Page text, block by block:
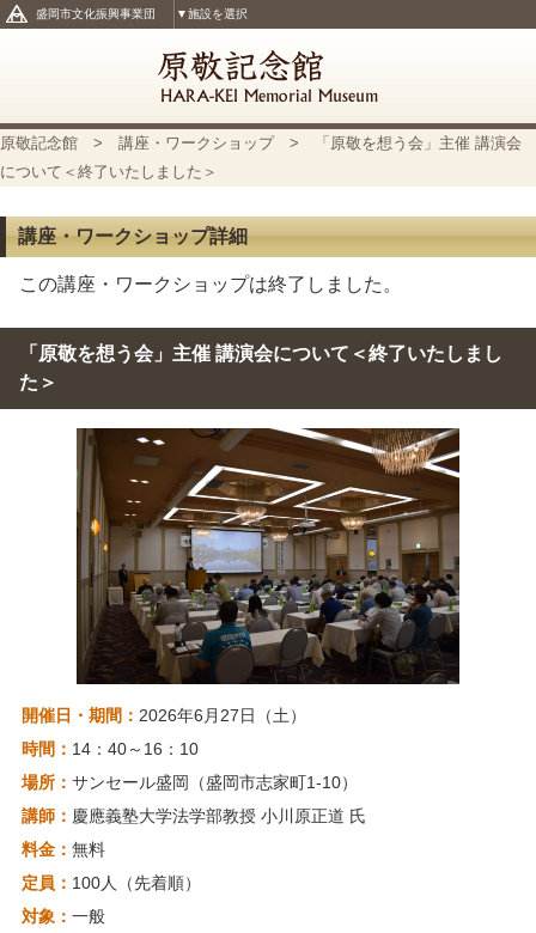
盛岡市文化振興事業団 ▼施設を選択
原敬記念館 > 講座・ワークショップ> 「原敬を想う会」主催 講演会
について＜終了いたしました＞
講座・ワークショップ詳細
この講座・ワークショップは終了しました。
「原敬を想う会」主催 講演会について＜終了いたしまし
た＞
開催日・期間： 2026年6月27日（土）
時間： 14：40～16：10
場所： サンセール盛岡（盛岡市志家町1-10）
講師： 慶應義塾大学法学部教授 小川原正道 氏
料金： 無料
定員： 100人（先着順）
対象： 一般